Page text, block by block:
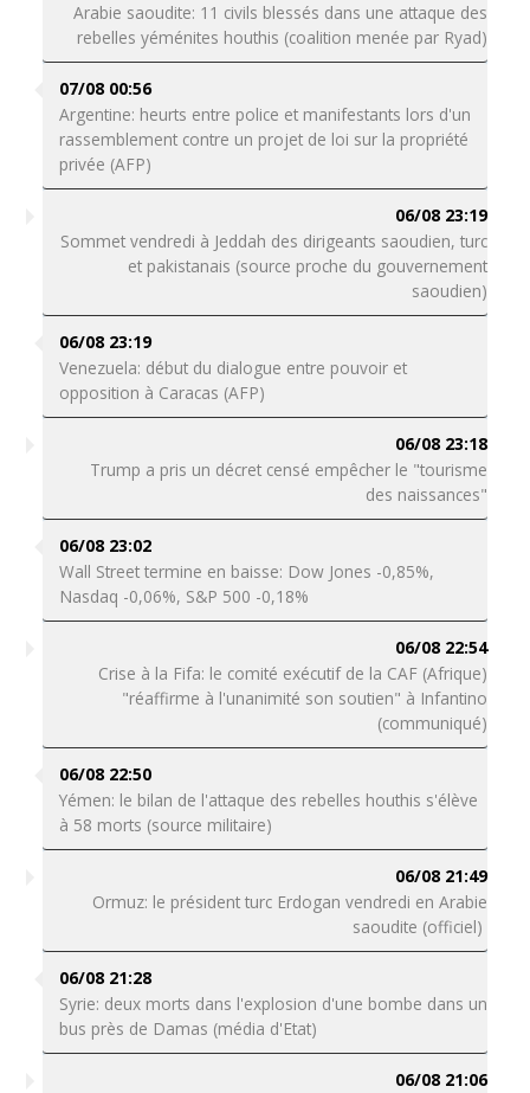
Arabie saoudite: 11 civils blessés dans une attaque des
rebelles yéménites houthis (coalition menée par Ryad)
07/08 00:56
Argentine: heurts entre police et manifestants lors d'un
rassemblement contre un projet de loi sur la propriété
privée (AFP)
06/08 23:19
Sommet vendredi à Jeddah des dirigeants saoudien, turc
et pakistanais (source proche du gouvernement
saoudien)
06/08 23:19
Venezuela: début du dialogue entre pouvoir et
opposition à Caracas (AFP)
06/08 23:18
Trump a pris un décret censé empêcher le "tourisme
des naissances"
06/08 23:02
Wall Street termine en baisse: Dow Jones -0,85%,
Nasdaq -0,06%, S&P 500 -0,18%
06/08 22:54
Crise à la Fifa: le comité exécutif de la CAF (Afrique)
"réaffirme à l'unanimité son soutien" à Infantino
(communiqué)
06/08 22:50
Yémen: le bilan de l'attaque des rebelles houthis s'élève
à 58 morts (source militaire)
06/08 21:49
Ormuz: le président turc Erdogan vendredi en Arabie
saoudite (officiel)
06/08 21:28
Syrie: deux morts dans l'explosion d'une bombe dans un
bus près de Damas (média d'Etat)
06/08 21:06